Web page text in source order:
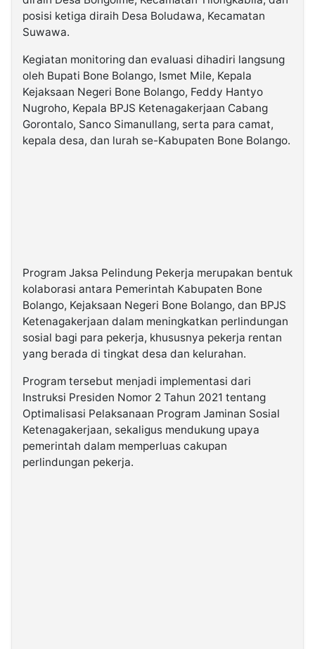
posisi ketiga diraih Desa Boludawa, Kecamatan
Suwawa.
Kegiatan monitoring dan evaluasi dihadiri langsung
oleh Bupati Bone Bolango, Ismet Mile, Kepala
Kejaksaan Negeri Bone Bolango, Feddy Hantyo
Nugroho, Kepala BPJS Ketenagakerjaan Cabang
Gorontalo, Sanco Simanullang, serta para camat,
kepala desa, dan lurah se-Kabupaten Bone Bolango.
Program Jaksa Pelindung Pekerja merupakan bentuk
kolaborasi antara Pemerintah Kabupaten Bone
Bolango, Kejaksaan Negeri Bone Bolango, dan BPJS
Ketenagakerjaan dalam meningkatkan perlindungan
sosial bagi para pekerja, khususnya pekerja rentan
yang berada di tingkat desa dan kelurahan.
Program tersebut menjadi implementasi dari
Instruksi Presiden Nomor 2 Tahun 2021 tentang
Optimalisasi Pelaksanaan Program Jaminan Sosial
Ketenagakerjaan, sekaligus mendukung upaya
pemerintah dalam memperluas cakupan
perlindungan pekerja.